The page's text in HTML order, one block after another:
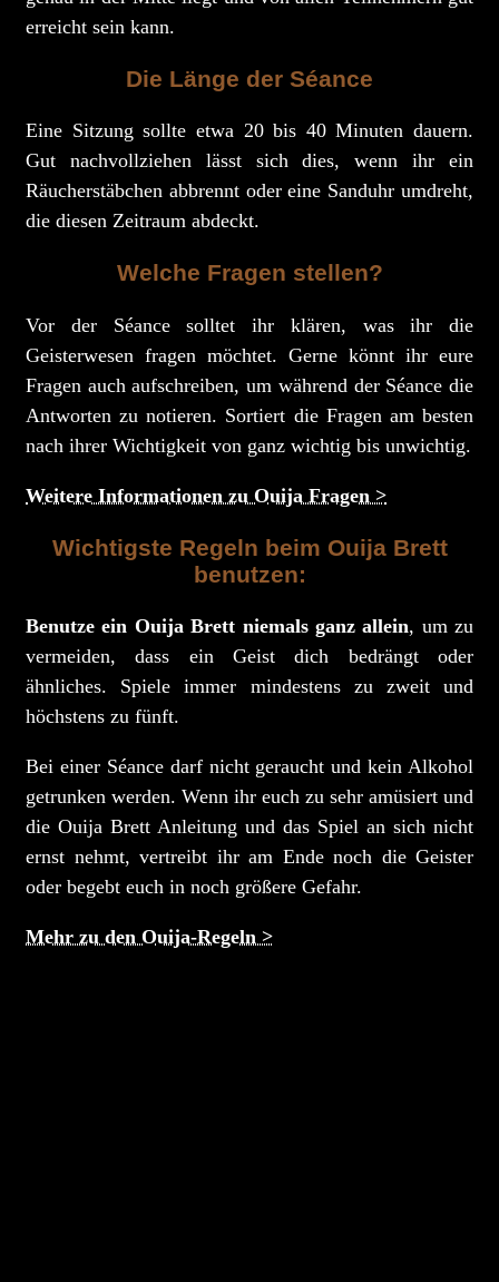
erreicht sein kann.
Die Länge der Séance
Eine Sitzung sollte etwa 20 bis 40 Minuten dauern.
Gut nachvollziehen lässt sich dies, wenn ihr ein
Räucherstäbchen abbrennt oder eine Sanduhr umdreht,
die diesen Zeitraum abdeckt.
Welche Fragen stellen?
Vor der Séance solltet ihr klären, was ihr die
Geisterwesen fragen möchtet. Gerne könnt ihr eure
Fragen auch aufschreiben, um während der Séance die
Antworten zu notieren. Sortiert die Fragen am besten
nach ihrer Wichtigkeit von ganz wichtig bis unwichtig.
Weitere Informationen zu Ouija Fragen >
Wichtigste Regeln beim Ouija Brett
benutzen:
Benutze ein Ouija Brett niemals ganz allein, um zu
vermeiden, dass ein Geist dich bedrängt oder
ähnliches. Spiele immer mindestens zu zweit und
höchstens zu fünft.
Bei einer Séance darf nicht geraucht und kein Alkohol
getrunken werden. Wenn ihr euch zu sehr amüsiert und
die Ouija Brett Anleitung und das Spiel an sich nicht
ernst nehmt, vertreibt ihr am Ende noch die Geister
oder begebt euch in noch größere Gefahr.
Mehr zu den Ouija-Regeln >